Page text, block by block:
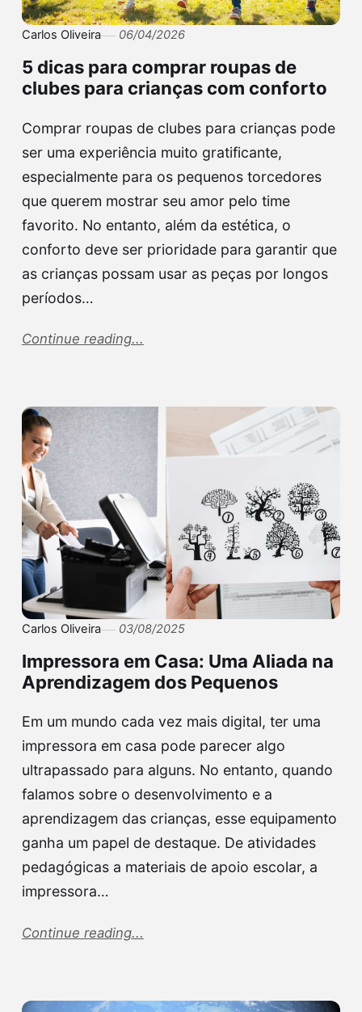
Carlos Oliveira 06/04/2026
5 dicas para comprar roupas de
clubes para crianças com conforto
Comprar roupas de clubes para crianças pode
ser uma experiência muito gratificante,
especialmente para os pequenos torcedores
que querem mostrar seu amor pelo time
favorito. No entanto, além da estética, o
conforto deve ser prioridade para garantir que
as crianças possam usar as peças por longos
períodos…
Continue reading...
Carlos Oliveira 03/08/2025
Impressora em Casa: Uma Aliada na
Aprendizagem dos Pequenos
Em um mundo cada vez mais digital, ter uma
impressora em casa pode parecer algo
ultrapassado para alguns. No entanto, quando
falamos sobre o desenvolvimento e a
aprendizagem das crianças, esse equipamento
ganha um papel de destaque. De atividades
pedagógicas a materiais de apoio escolar, a
impressora…
Continue reading...